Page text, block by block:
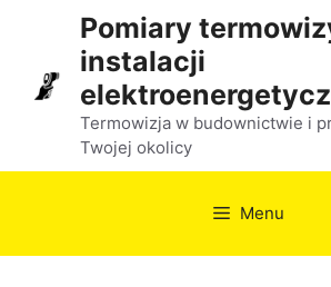
treści
Pomiary
instalacji
Termowizja w budownictwie i
Twojej okolicy
Menu